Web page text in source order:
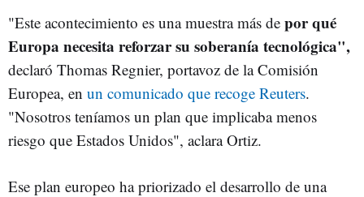
"Este acontecimiento es una muestra más de por qué
Europa necesita reforzar su soberanía tecnológica",
declaró Thomas Regnier, portavoz de la Comisión
Europea, en un comunicado que recoge Reuters.
"Nosotros teníamos un plan que implicaba menos
riesgo que Estados Unidos", aclara Ortiz.
Ese plan europeo ha priorizado el desarrollo de una